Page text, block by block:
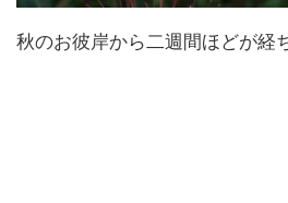
秋のお彼岸から二週間ほどが経